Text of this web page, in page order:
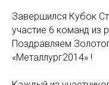
Завершился Кубок
участие 6 команд из
Поздравляем
«Металлург2014» !